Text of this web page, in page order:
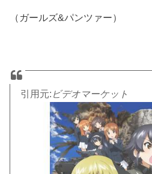
（ガールズ&パンツァー）
引用元: ビデオマーケット